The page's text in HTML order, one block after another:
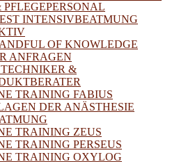
INTENSIVBEATMUNG
OF KNOWLEDGE
ANFRAGEN
&
TRAINING FABIUS
DER ANÄSTHESIE
TRAINING ZEUS
TRAINING PERSEUS
TRAINING OXYLOG